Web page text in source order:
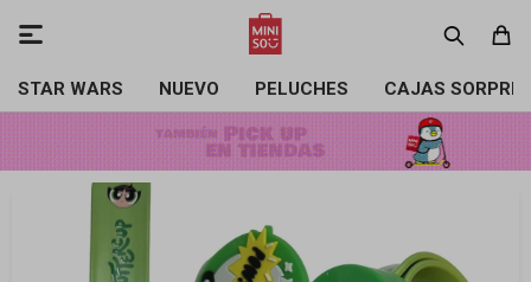
STAR WARS NUEVO PELUCHES CAJAS
